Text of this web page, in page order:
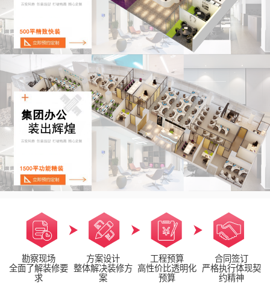
勘察现场
全面了解装修要
求
方案设计
整体解决装修方
案
工程预算
高性价比透明化
预算
合同签订
严格执行体现契
约精神